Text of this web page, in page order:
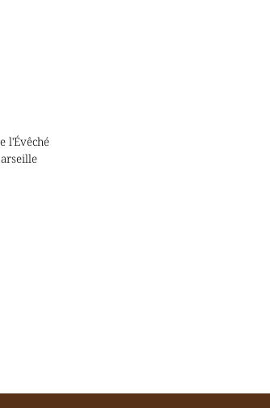
l'Évêché